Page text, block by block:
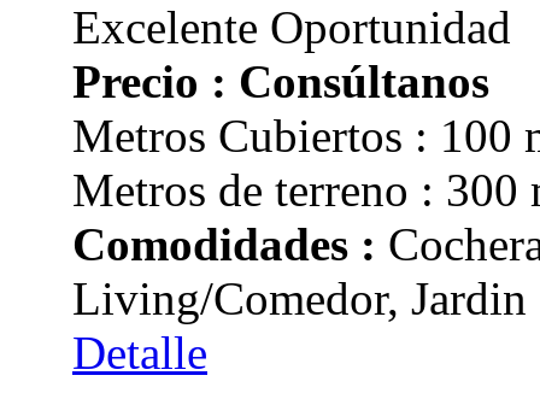
Excelente Oportunidad
Precio : Consúltanos
Metros Cubiertos : 100
Metros de terreno : 300
Comodidades :
Living/Comedor, Jardin
Detalle